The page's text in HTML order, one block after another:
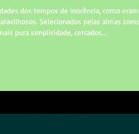
dos tempos de inocência, como eram
Selecionados pelas almas
pura simplicidade, cercados...